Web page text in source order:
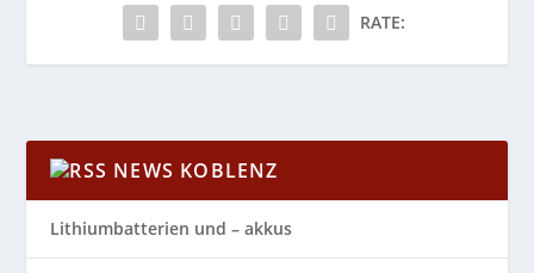
RATE:
NEWS KOBLENZ
Lithiumbatterien und – akkus